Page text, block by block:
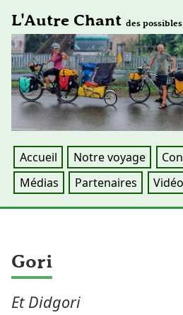
L'Autre Chant des possibles
Accueil Notre voyage
Médias
Partenaires
Gori
Et Didgori